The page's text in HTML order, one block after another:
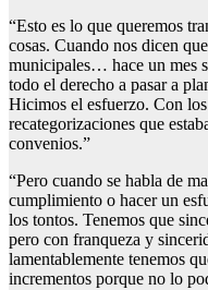
“Esto es lo que queremos
cosas. Cuando nos dicen
municipales… hace un mes
todo el derecho a pasar a
Hicimos el esfuerzo. Con
recategorizaciones que
convenios.”
“Pero cuando se habla de
cumplimiento o hacer un
los tontos. Tenemos que
pero con franqueza y
lamentablemente tenemos
incrementos porque no lo